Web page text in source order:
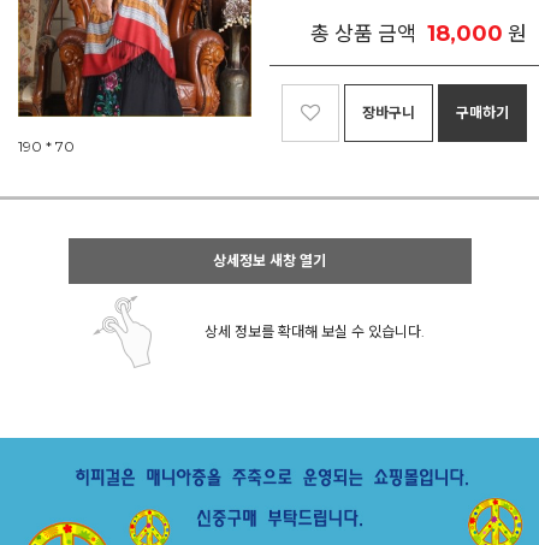
190 * 70
총 상품 금액 18,000 원
장바구니 구매하기
상세정보 새창 열기
상세 정보를 확대해 보실 수 있습니다.